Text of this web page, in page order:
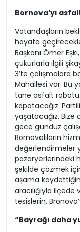
Bornova’yı
Vatandaşların
hayata
Başkanı Ömer
çukurlarla ilgili
3’te çalışmalara
Mahallesi var. Bu
tane asfalt robotu
kapatacağız.
yaşatacağız. Bize
gece gündüz
Bornovalıların
değerlendirmeler
pazaryerlerindeki
şekilde çözmek
aşama
aracılığıyla
tesislerin,
“Bayrağı daha